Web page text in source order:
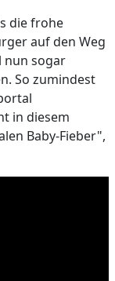
die frohe
auf den Weg
nun sogar
So zumindest
in diesem
Baby-Fieber",